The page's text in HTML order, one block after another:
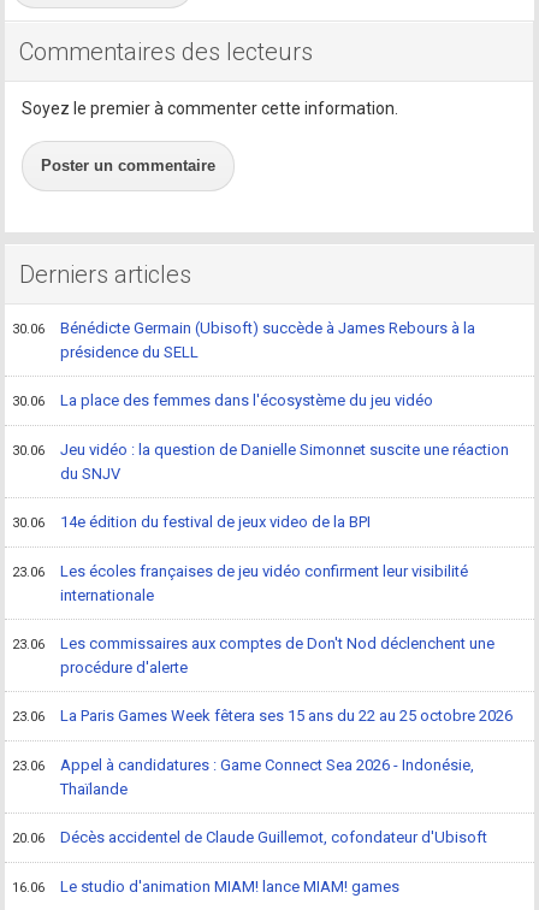
Commentaires des lecteurs
Soyez le premier à commenter cette information.
Poster un commentaire
Derniers articles
30.06
Bénédicte Germain (Ubisoft) succède à James Rebours à la
présidence du SELL
30.06 La place des femmes dans l'écosystème du jeu vidéo
30.06
Jeu vidéo : la question de Danielle Simonnet suscite une réaction
du SNJV
30.06 14e édition du festival de jeux video de la BPI
23.06
Les écoles françaises de jeu vidéo confirment leur visibilité
internationale
23.06
Les commissaires aux comptes de Don't Nod déclenchent une
procédure d'alerte
23.06 La Paris Games Week fêtera ses 15 ans du 22 au 25 octobre 2026
23.06
Appel à candidatures : Game Connect Sea 2026 - Indonésie,
Thaïlande
20.06 Décès accidentel de Claude Guillemot, cofondateur d'Ubisoft
16.06 Le studio d'animation MIAM! lance MIAM! games